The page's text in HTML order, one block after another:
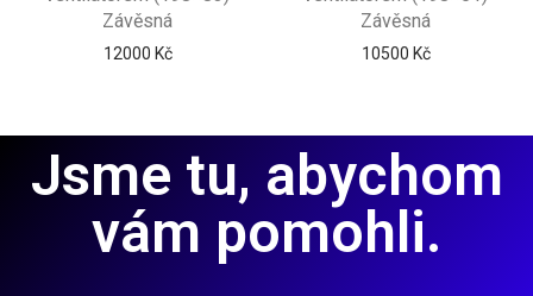
Závěsná
12000 Kč
Závěsná
10500 Kč
Jsme tu, abychom
vám pomohli.